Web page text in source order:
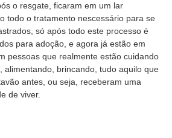
o resgate, ficaram em um lar
todo o tratamento nescessário para se
só após todo este processo é
para adoção, e agora já estão em
pessoas que realmente estão cuidando
alimentando, brincando, tudo aquilo que
antes, ou seja, receberam uma
de viver.